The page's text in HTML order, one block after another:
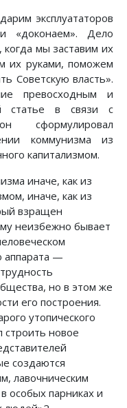
эксплуататоров
«доконаем». Дело
мы заставим их
их руками, поможем
Советскую власть».
превосходным и
статье в связи с
сформулировал
коммунизма из
капитализмом.
иначе, как из
иначе, как из
взращен
неизбежно бывает
аппарата —
но в этом же
его построения.
утопического
строить новое
создаются
лавочническим
особых парниках и